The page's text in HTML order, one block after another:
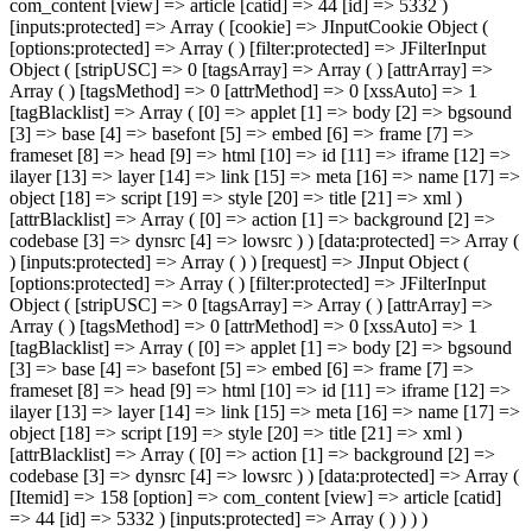
com_content [view] => article [catid] => 44 [id] => 5332 )
[inputs:protected] => Array ( [cookie] => JInputCookie Object (
[options:protected] => Array ( ) [filter:protected] => JFilterInput
Object ( [stripUSC] => 0 [tagsArray] => Array ( ) [attrArray] =>
Array ( ) [tagsMethod] => 0 [attrMethod] => 0 [xssAuto] => 1
[tagBlacklist] => Array ( [0] => applet [1] => body [2] => bgsound
[3] => base [4] => basefont [5] => embed [6] => frame [7] =>
frameset [8] => head [9] => html [10] => id [11] => iframe [12] =>
ilayer [13] => layer [14] => link [15] => meta [16] => name [17] =>
object [18] => script [19] => style [20] => title [21] => xml )
[attrBlacklist] => Array ( [0] => action [1] => background [2] =>
codebase [3] => dynsrc [4] => lowsrc ) ) [data:protected] => Array (
) [inputs:protected] => Array ( ) ) [request] => JInput Object (
[options:protected] => Array ( ) [filter:protected] => JFilterInput
Object ( [stripUSC] => 0 [tagsArray] => Array ( ) [attrArray] =>
Array ( ) [tagsMethod] => 0 [attrMethod] => 0 [xssAuto] => 1
[tagBlacklist] => Array ( [0] => applet [1] => body [2] => bgsound
[3] => base [4] => basefont [5] => embed [6] => frame [7] =>
frameset [8] => head [9] => html [10] => id [11] => iframe [12] =>
ilayer [13] => layer [14] => link [15] => meta [16] => name [17] =>
object [18] => script [19] => style [20] => title [21] => xml )
[attrBlacklist] => Array ( [0] => action [1] => background [2] =>
codebase [3] => dynsrc [4] => lowsrc ) ) [data:protected] => Array (
[Itemid] => 158 [option] => com_content [view] => article [catid]
=> 44 [id] => 5332 ) [inputs:protected] => Array ( ) ) ) )